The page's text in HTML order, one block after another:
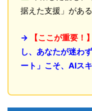
据えた支援」があ
→ 【ここが重要！】
し、あなたが迷わ
ート」こそ、AIス